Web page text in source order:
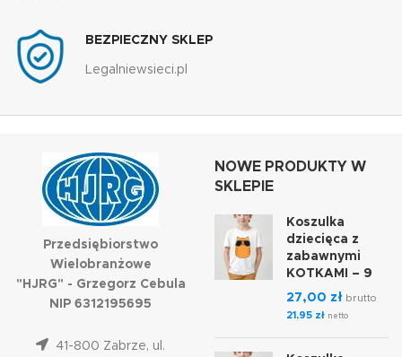
BEZPIECZNY SKLEP
Legalniewsieci.pl
Przedsiębiorstwo
Wielobranżowe
"HJRG" - Grzegorz Cebula
NIP 6312195695
41-800 Zabrze, ul.
NOWE PRODUKTY W
SKLEPIE
Koszulka
dziecięca z
zabawnymi
KOTKAMI – 9
27,00 zł brutto
21,95 zł netto